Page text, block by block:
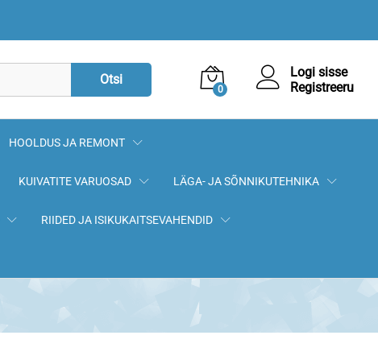
Otsi
0
Logi sisse
Registreeru
HOOLDUS JA REMONT
KUIVATITE VARUOSAD LÄGA- JA SÕNNIKUTEHNIKA
RIIDED JA ISIKUKAITSEVAHENDID